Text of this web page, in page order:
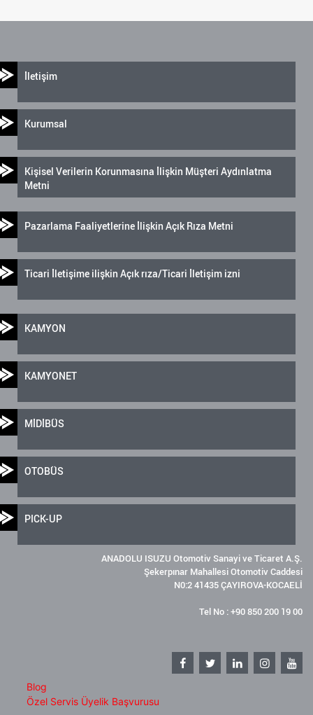
İletişim
Kurumsal
Kişisel Verilerin Korunmasına İlişkin Müşteri Aydınlatma
Metni
Pazarlama Faaliyetlerine İlişkin Açık Rıza Metni
Ticari İletişime ilişkin Açık rıza/Ticari İletişim izni
KAMYON
KAMYONET
MİDİBÜS
OTOBÜS
PICK-UP
ANADOLU ISUZU Otomotiv Sanayi ve Ticaret A.Ş.
Şekerpınar Mahallesi Otomotiv Caddesi
N0:2 41435 ÇAYIROVA-KOCAELİ
Tel No : +90 850 200 19 00
Blog
Özel Servis Üyelik Başvurusu